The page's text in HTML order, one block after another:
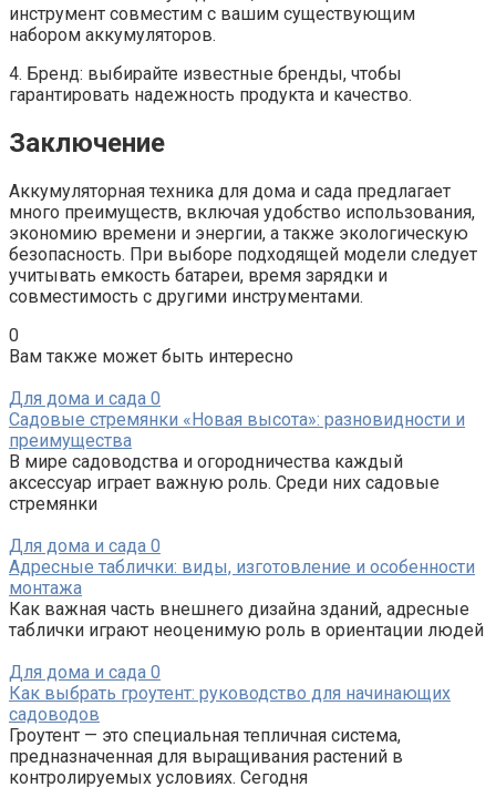
инструмент совместим с вашим существующим
набором аккумуляторов.
4. Бренд: выбирайте известные бренды, чтобы
гарантировать надежность продукта и качество.
Заключение
Аккумуляторная техника для дома и сада предлагает
много преимуществ, включая удобство использования,
экономию времени и энергии, а также экологическую
безопасность. При выборе подходящей модели следует
учитывать емкость батареи, время зарядки и
совместимость с другими инструментами.
0
Вам также может быть интересно
Для дома и сада 0
Садовые стремянки «Новая высота»: разновидности и
преимущества
В мире садоводства и огородничества каждый
аксессуар играет важную роль. Среди них садовые
стремянки
Для дома и сада 0
Адресные таблички: виды, изготовление и особенности
монтажа
Как важная часть внешнего дизайна зданий, адресные
таблички играют неоценимую роль в ориентации людей
Для дома и сада 0
Как выбрать гроутент: руководство для начинающих
садоводов
Гроутент — это специальная тепличная система,
предназначенная для выращивания растений в
контролируемых условиях. Сегодня